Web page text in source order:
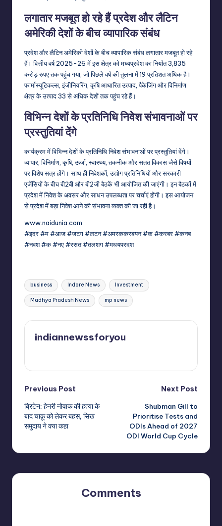
लगातार मजबूत हो रहे हैं प्रदेश और लैटिन
अमेरिकी देशों के बीच व्यापारिक संबंध
प्रदेश और लैटिन अमेरिकी देशों के बीच व्यापारिक संबंध लगातार मजबूत हो रहे
हैं। वित्तीय वर्ष 2025-26 में इस क्षेत्र को मध्यप्रदेश का निर्यात 3,835
करोड़ रुपए तक पहुंच गया, जो पिछले वर्ष की तुलना में 19 प्रतिशत अधिक है।
फार्मास्यूटिकल्स, इंजीनियरिंग, कृषि आधारित उत्पाद, पैकेजिंग और विनिर्माण
क्षेत्र के उत्पाद 33 से अधिक देशों तक पहुंच रहे हैं।
विभिन्न देशों के प्रतिनिधि निवेश संभावनाओं पर
प्रस्तुतियां देंगे
कार्यक्रम में विभिन्न देशों के प्रतिनिधि निवेश संभावनाओं पर प्रस्तुतियां देंगे।
व्यापार, विनिर्माण, कृषि, ऊर्जा, स्वास्थ्य, तकनीक और सतत विकास जैसे विषयों
पर विशेष सत्र होंगे। साथ ही निवेशकों, उद्योग प्रतिनिधियों और सरकारी
एजेंसियों के बीच बी2बी और बी2जी बैठकें भी आयोजित की जाएंगी। इन बैठकों में
प्रदेश में निवेश के अवसर और साधन उपलब्धता पर चर्चाएं होंगी। इस आयोजन
से प्रदेश में बड़ा निवेश आने की संभावना व्यक्त की जा रही है।
www.naidunia.com
#इदर #म #आज #जटग #लटन #अमरककरबयन #क #करबर #कनब
#नवश #क #नए #रसत #तलशग #मधयपरदश
Tags:
business Indore News Investment
Madhya Pradesh News mp news
indiannewssforyou
Post
navigation
Previous Post
ब्रिटेन: हेनरी नोवाक की हत्या के
बाद चाक़ू को लेकर बहस, सिख
समुदाय ने क्या कहा
Next Post
Shubman Gill to
Prioritise Tests and
ODIs Ahead of 2027
ODI World Cup Cycle
Comments